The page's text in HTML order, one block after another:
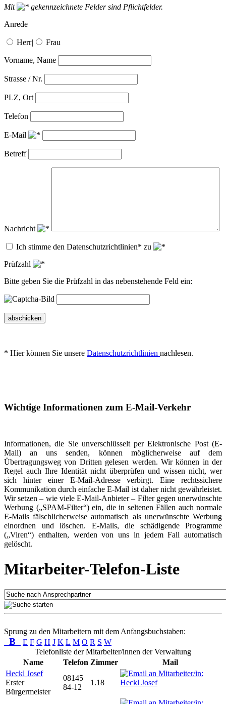
Mit
gekennzeichnete Felder sind Pflichtfelder.
Anrede
Herr| Frau
Vorname, Name
Strasse / Nr.
PLZ, Ort
Telefon
E-Mail
Betreff
Nachricht
Ich stimme den Datenschutzrichtlinien* zu
Prüfzahl
Bitte geben Sie die Prüfzahl in das nebenstehende Feld ein:
abschicken
* Hier können Sie unsere Datenschutzrichtlinien nachlesen.
Wichtige Informationen zum E-Mail-Verkehr
Informationen, die Sie unverschlüsselt per Elektronische Post (E-
Mail) an uns senden, können möglicherweise auf dem
Übertragungsweg von Dritten gelesen werden. Wir können in der
Regel auch Ihre Identität nicht überprüfen und wissen nicht, wer
sich hinter einer E-Mail-Adresse verbirgt. Eine rechtssichere
Kommunikation durch einfache E-Mail ist daher nicht gewährleistet.
Wir setzen – wie viele E-Mail-Anbieter – Filter gegen unerwünschte
Werbung („SPAM-Filter“) ein, die in seltenen Fällen auch normale
E-Mails fälschlicherweise automatisch als unerwünschte Werbung
einordnen und löschen. E-Mails, die schädigende Programme
(„Viren“) enthalten, werden von uns in jedem Fall automatisch
gelöscht.
Mitarbeiter-Telefon-Liste
Sprung zu den Mitarbeitern mit dem Anfangsbuchstaben:
B E F G H J K L M O R S W
Telefonliste der Mitarbeiter/innen der Verwaltung
Name
Telefon Zimmer
Mail
Heckl Josef
Erster
Bürgermeister
08145
84-12
1.18